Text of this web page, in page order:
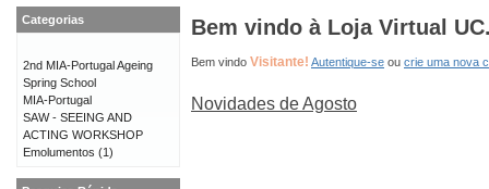
Bem vindo à Loja Virtual
Bem vindo Visitante! Autentique-se ou crie uma nova
Novidades de Agosto
Categorias
2nd MIA-Portugal Ageing
Spring School
MIA-Portugal
SAW - SEEING AND
ACTING WORKSHOP
Emolumentos (1)